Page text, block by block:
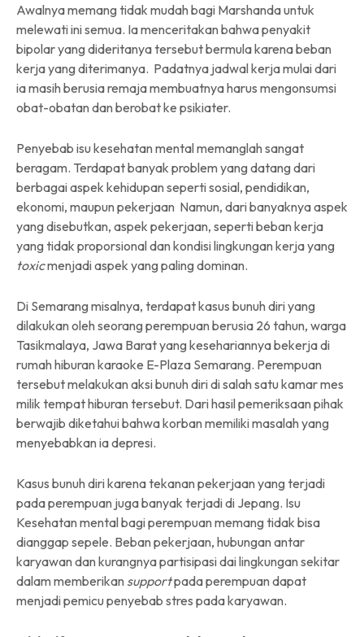
Awalnya memang tidak mudah bagi Marshanda untuk
melewati ini semua. Ia menceritakan bahwa penyakit
bipolar yang dideritanya tersebut bermula karena beban
kerja yang diterimanya. Padatnya jadwal kerja mulai dari
ia masih berusia remaja membuatnya harus mengonsumsi
obat-obatan dan berobat ke psikiater.
Penyebab isu kesehatan mental memanglah sangat
beragam. Terdapat banyak problem yang datang dari
berbagai aspek kehidupan seperti sosial, pendidikan,
ekonomi, maupun pekerjaan Namun, dari banyaknya aspek
yang disebutkan, aspek pekerjaan, seperti beban kerja
yang tidak proporsional dan kondisi lingkungan kerja yang
toxicmenjadi aspek yang paling dominan.
Di Semarang misalnya, terdapat kasus bunuh diri yang
dilakukan oleh seorang perempuan berusia 26 tahun, warga
Tasikmalaya, Jawa Barat yang kesehariannya bekerja di
rumah hiburan karaoke E-Plaza Semarang. Perempuan
tersebut melakukan aksi bunuh diri di salah satu kamar mes
milik tempat hiburan tersebut. Dari hasil pemeriksaan pihak
berwajib diketahui bahwa korban memiliki masalah yang
menyebabkan ia depresi.
Kasus bunuh diri karena tekanan pekerjaan yang terjadi
pada perempuan juga banyak terjadi di Jepang. Isu
Kesehatan mental bagi perempuan memang tidak bisa
dianggap sepele. Beban pekerjaan, hubungan antar
karyawan dan kurangnya partisipasi dai lingkungan sekitar
dalam memberikan supportpada perempuan dapat
menjadi pemicu penyebab stres pada karyawan.